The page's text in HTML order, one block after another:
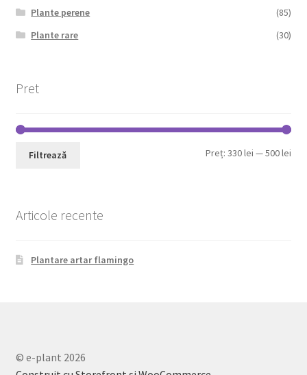
Plante perene
(85)
Plante rare
(30)
Pret
Filtrează Preț:330 lei —500 lei
Articole recente
Plantare artar flamingo
© e-plant 2026